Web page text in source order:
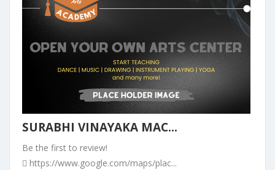
SURABHI VINAYAKA MAC...
Be the first to review!
https://www.google.com/maps/plac...